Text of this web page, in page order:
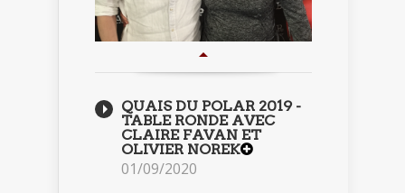
QUAIS DU POLAR 2019 -
TABLE RONDE AVEC
CLAIRE FAVAN ET
OLIVIER NOREK
01/09/2020